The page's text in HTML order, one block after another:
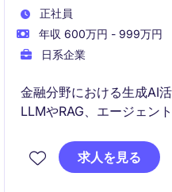
正社員
年収 600万円 - 999万円
日系企業
金融分野における生成AI
LLMやRAG、エージェン
装・検証を担いながら、
務に直結するAI活用の知
求人を見る